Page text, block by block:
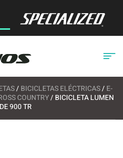
/ BICICLETAS ELÉCTRICAS/ E-
COUNTRY/ BICICLETA LUMEN
900 TR